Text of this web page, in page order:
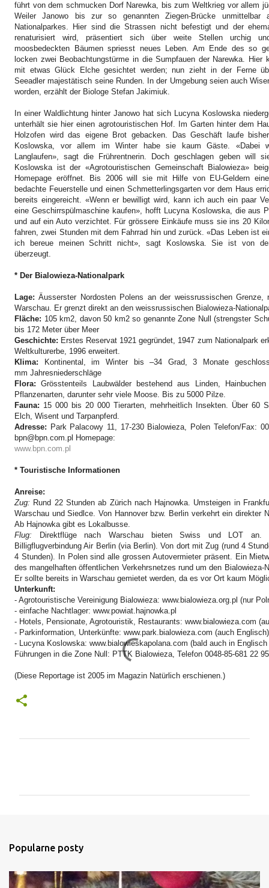
führt von dem schmucken Dorf Narewka, bis zum Weltkrieg vor allem
Weiler Janowo bis zur so genannten Ziegen-Brücke unmittelbar
Nationalparkes. Hier sind die Strassen nicht befestigt und der
renaturisiert wird, präsentiert sich über weite Stellen urchig
moosbedeckten Bäumen spriesst neues Leben. Am Ende des so
locken zwei Beobachtungstürme in die Sumpfauen der Narewka. Hier
mit etwas Glück Elche gesichtet werden; nun zieht in der Ferne
Seeadler majestätisch seine Runden. In der Umgebung seien auch
worden, erzählt der Biologe Stefan Jakimiuk.
In einer Waldlichtung hinter Janowo hat sich Lucyna Koslowska
unterhält sie hier einen agrotouristischen Hof. Im Garten hinter dem
Holzofen wird das eigene Brot gebacken. Das Geschäft laufe
Koslowska, vor allem im Winter habe sie kaum Gäste. «Dabei
Langlaufen», sagt die Frührentnerin. Doch geschlagen geben will
Koslowska ist der «Agrotouristischen Gemeinschaft Bialowieza»
Homepage eröffnet. Bis 2006 will sie mit Hilfe von EU-Geldern
bedachte Feuerstelle und einen Schmetterlingsgarten vor dem Haus
bereits eingereicht. «Wenn er bewilligt wird, kann ich auch ein paar
eine Geschirrspülmaschine kaufen», hofft Lucyna Koslowska, die aus
und auf ein Auto verzichtet. Für grössere Einkäufe muss sie ins20
fahren, zwei Stunden mit dem Fahrrad hin und zurück. «Das Leben ist
ich bereue meinen Schritt nicht», sagt Koslowska. Sie ist von
überzeugt.
* Der Bialowieza-Nationalpark
Lage: Äusserster Nordosten Polens an der weissrussischen Grenze,
Warschau. Er grenzt direkt an den weissrussischen Bialowieza-
Fläche: 105 km2, davon 50 km2 so genannte Zone Null (strengster
bis 172 Meter über Meer
Geschichte: Erstes Reservat 1921 gegründet, 1947 zum Nationalpark
Weltkulturerbe, 1996 erweitert.
Klima: Kontinental, im Winter bis –34 Grad, 3 Monate
mm Jahresniederschläge
Flora: Grösstenteils Laubwälder bestehend aus Linden,
Pflanzenarten, darunter sehr viele Moose. Bis zu 5000 Pilze.
Fauna: 15 000 bis 20 000 Tierarten, mehrheitlich Insekten. Über 60
Elch, Wisent und Tarpanpferd.
Adresse: Park Palacowy 11, 17-230 Bialowieza, Polen Telefon/Fax:
bpn@bpn.com.pl Homepage:
www.bpn.com.pl
* Touristische Informationen
Anreise:
Zug: Rund 22 Stunden ab Zürich nach Hajnowka. Umsteigen in
Warschau und Siedlce. Von Hannover bzw. Berlin verkehrt ein direkter
Ab Hajnowka gibt es Lokalbusse.
Flug: Direktflüge nach Warschau bieten Swiss und LOT an.
Billigflugverbindung Air Berlin (via Berlin). Von dort mit Zug (rund 4
4 Stunden). In Polen sind alle grossen Autovermieter präsent. Ein
des mangelhaften öffentlichen Verkehrsnetzes rund um den Bialowieza-
Er sollte bereits in Warschau gemietet werden, da es vor Ort kaum
Unterkunft:
- Agrotouristische Vereinigung Bialowieza: www.bialowieza.org.pl (nur
- einfache Nachtlager: www.powiat.hajnowka.pl
- Hotels, Pensionate, Agrotouristik, Restaurants: www.bialowieza.com
- Parkinformation, Unterkünfte: www.park.bialowieza.com (auch Englisch)
- Lucyna Koslowska: www.bialowieskapolana.com (bald auch in
Führungen in die Zone Null: PTTK Bialowieza, Telefon 0048-85-681 22
(Diese Reportage ist 2005 im Magazin Natürlich erschienen.)
r
Popularne posty